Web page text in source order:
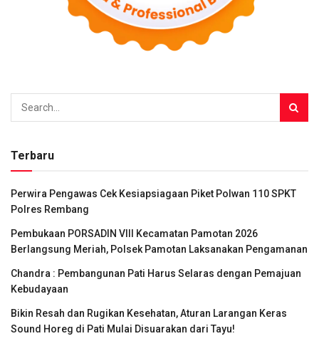
Terbaru
Perwira Pengawas Cek Kesiapsiagaan Piket Polwan 110 SPKT
Polres Rembang
Pembukaan PORSADIN VIII Kecamatan Pamotan 2026
Berlangsung Meriah, Polsek Pamotan Laksanakan Pengamanan
Chandra : Pembangunan Pati Harus Selaras dengan Pemajuan
Kebudayaan
Bikin Resah dan Rugikan Kesehatan, Aturan Larangan Keras
Sound Horeg di Pati Mulai Disuarakan dari Tayu!